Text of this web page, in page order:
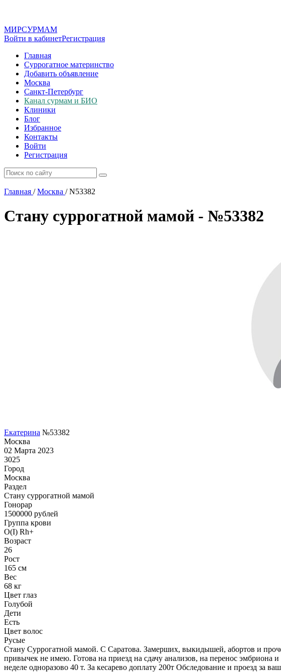
МИРСУРМАМ
Войти в кабинетРегистрация
Главная
Суррогатное материнство
Добавить объявление
Москва
Санкт-Петербург
Канал сурмам и БИО
Клиники
Блог
Избранное
Контакты
Войти
Регистрация
Главная / Москва /N53382
Стану суррогатной мамой - №53382
Екатерина №53382
Москва
02 Марта 2023
3025
Город
Москва
Раздел
Cтану суррогатной мамой
Гонoрар
1500000 рублей
Группа крови
O(I) Rh+
Возраст
26
Рост
165 см
Вес
68 кг
Цвет глаз
Голубой
Дети
Есть
Цвет волос
Русые
Стану Суррогатной мамой. С Саратова. Замерших, выкидышей, абортов и
привычек не имею. Готова на приезд на сдачу анализов, на перенос
неделе одноразово 40 т. За кесарево доплату 200т Обследование и проезд за